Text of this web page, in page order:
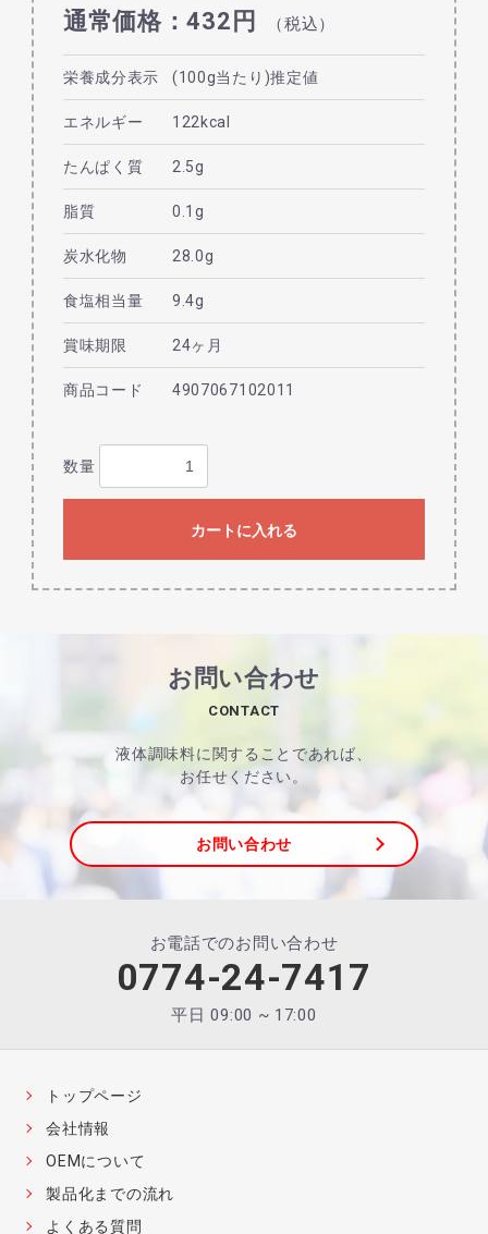
通常価格：432円 （税込）
栄養成分表示 (100g当たり)推定値
エネルギー 122kcal
たんぱく質 2.5g
脂質 0.1g
炭水化物 28.0g
食塩相当量 9.4g
賞味期限 24ヶ月
商品コード 4907067102011
数量
カートに入れる
お問い合わせ
CONTACT
液体調味料に関することであれば、
お任せください。
お問い合わせ
お電話でのお問い合わせ
0774-24-7417
平日 09:00 ~ 17:00
トップページ
会社情報
OEMについて
製品化までの流れ
よくある質問